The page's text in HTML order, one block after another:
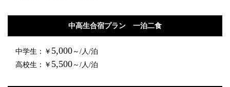
中高生合宿プラン 一泊二食
中学生：￥ 5,000 ～/人/泊
高校生：￥ 5,500 ～/人/泊